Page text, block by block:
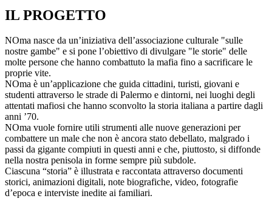
IL PROGETTO
NOma nasce da un’iniziativa dell’associazione culturale "sulle
nostre gambe" e si pone l’obiettivo di divulgare "le storie" delle
molte persone che hanno combattuto la mafia fino a sacrificare le
proprie vite.
NOma è un’applicazione che guida cittadini, turisti, giovani e
studenti attraverso le strade di Palermo e dintorni, nei luoghi degli
attentati mafiosi che hanno sconvolto la storia italiana a partire dagli
anni ’70.
NOma vuole fornire utili strumenti alle nuove generazioni per
combattere un male che non è ancora stato debellato, malgrado i
passi da gigante compiuti in questi anni e che, piuttosto, si diffonde
nella nostra penisola in forme sempre più subdole.
Ciascuna “storia” è illustrata e raccontata attraverso documenti
storici, animazioni digitali, note biografiche, video, fotografie
d’epoca e interviste inedite ai familiari.